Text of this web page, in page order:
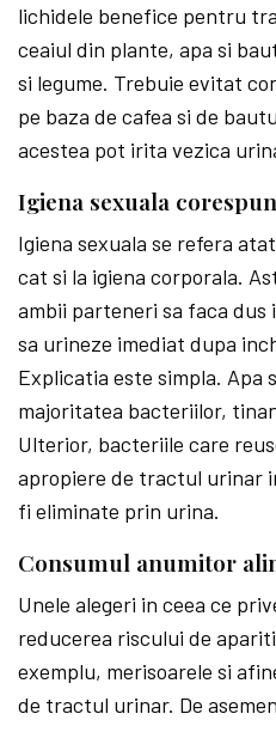
lichidele benefice pentru
ceaiul din plante, apa si
si legume. Trebuie evitat
pe baza de cafea si de
acestea pot irita vezica
Igiena sexuala
Igiena sexuala se refera
cat si la igiena corporala.
ambii parteneri sa faca dus
sa urineze imediat dupa
Explicatia este simpla. Apa
majoritatea bacteriilor,
Ulterior, bacteriile care
apropiere de tractul urinar
fi eliminate prin urina.
Consumul anumitor
Unele alegeri in ceea ce
reducerea riscului de
exemplu, merisoarele si
de tractul urinar. De